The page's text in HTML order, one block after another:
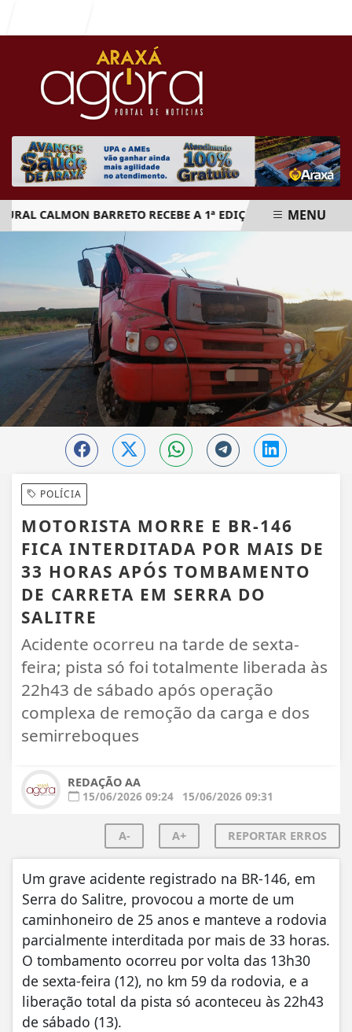
CALMON BARRETO RECEBE A 1ª EDIÇÃO DO ARAXÁ
EM ALTA
MENU
POLÍCIA
MOTORISTA MORRE E BR-146
FICA INTERDITADA POR MAIS DE
33 HORAS APÓS TOMBAMENTO
DE CARRETA EM SERRA DO
SALITRE
Acidente ocorreu na tarde de sexta-
feira; pista só foi totalmente liberada às
22h43 de sábado após operação
complexa de remoção da carga e dos
semirreboques
REDAÇÃO AA
15/06/2026 09:24
15/06/2026 09:31
A- A+ REPORTAR ERROS
Um grave acidente registrado na BR-146, em
Serra do Salitre, provocou a morte de um
caminhoneiro de 25 anos e manteve a rodovia
parcialmente interditada por mais de 33 horas.
O tombamento ocorreu por volta das 13h30
de sexta-feira (12), no km 59 da rodovia, e a
liberação total da pista só aconteceu às 22h43
de sábado (13).